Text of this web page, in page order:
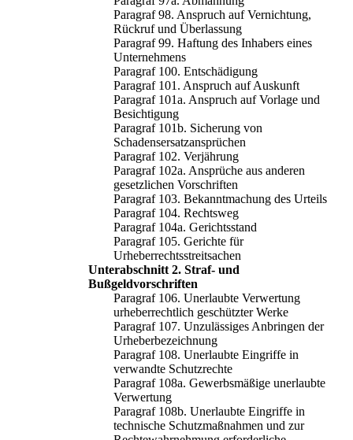
Paragraf 98. Anspruch auf Vernichtung,
Rückruf und Überlassung
Paragraf 99. Haftung des Inhabers eines
Unternehmens
Paragraf 100. Entschädigung
Paragraf 101. Anspruch auf Auskunft
Paragraf 101a. Anspruch auf Vorlage und
Besichtigung
Paragraf 101b. Sicherung von
Schadensersatzansprüchen
Paragraf 102. Verjährung
Paragraf 102a. Ansprüche aus anderen
gesetzlichen Vorschriften
Paragraf 103. Bekanntmachung des Urteils
Paragraf 104. Rechtsweg
Paragraf 104a. Gerichtsstand
Paragraf 105. Gerichte für
Urheberrechtsstreitsachen
Unterabschnitt 2. Straf- und
Bußgeldvorschriften
Paragraf 106. Unerlaubte Verwertung
urheberrechtlich geschützter Werke
Paragraf 107. Unzulässiges Anbringen der
Urheberbezeichnung
Paragraf 108. Unerlaubte Eingriffe in
verwandte Schutzrechte
Paragraf 108a. Gewerbsmäßige unerlaubte
Verwertung
Paragraf 108b. Unerlaubte Eingriffe in
technische Schutzmaßnahmen und zur